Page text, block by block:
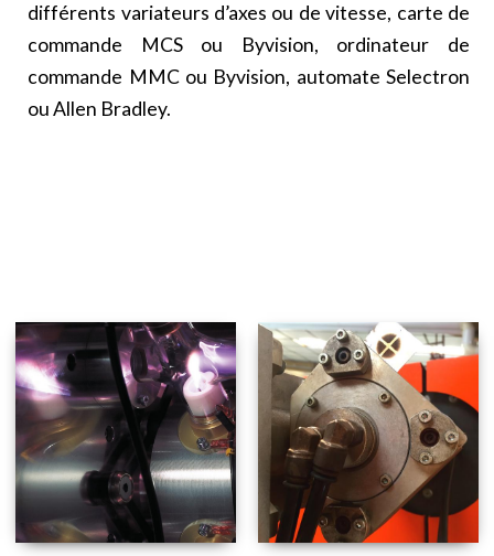
différents variateurs d’axes ou de vitesse, carte de
commande MCS ou Byvision, ordinateur de
commande MMC ou Byvision, automate Selectron
ou Allen Bradley.